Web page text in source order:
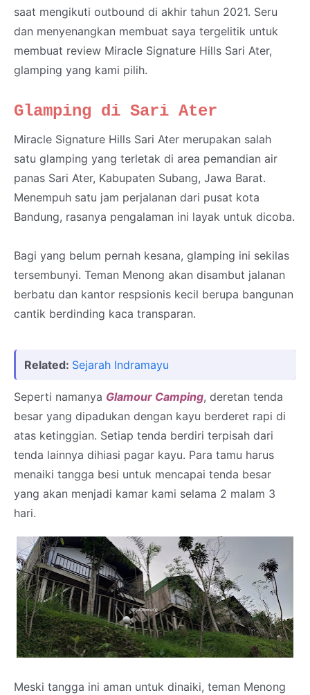
saat mengikuti outbound di akhir tahun 2021. Seru
dan menyenangkan membuat saya tergelitik untuk
membuat review Miracle Signature Hills Sari Ater,
glamping yang kami pilih.
Glamping di Sari Ater
Miracle Signature Hills Sari Ater merupakan salah
satu glamping yang terletak di area pemandian air
panas Sari Ater, Kabupaten Subang, Jawa Barat.
Menempuh satu jam perjalanan dari pusat kota
Bandung, rasanya pengalaman ini layak untuk dicoba.
Bagi yang belum pernah kesana, glamping ini sekilas
tersembunyi. Teman Menong akan disambut jalanan
berbatu dan kantor respsionis kecil berupa bangunan
cantik berdinding kaca transparan.
Related: Sejarah Indramayu
Seperti namanya Glamour Camping, deretan tenda
besar yang dipadukan dengan kayu berderet rapi di
atas ketinggian. Setiap tenda berdiri terpisah dari
tenda lainnya dihiasi pagar kayu. Para tamu harus
menaiki tangga besi untuk mencapai tenda besar
yang akan menjadi kamar kami selama 2 malam 3
hari.
Meski tangga ini aman untuk dinaiki, teman Menong